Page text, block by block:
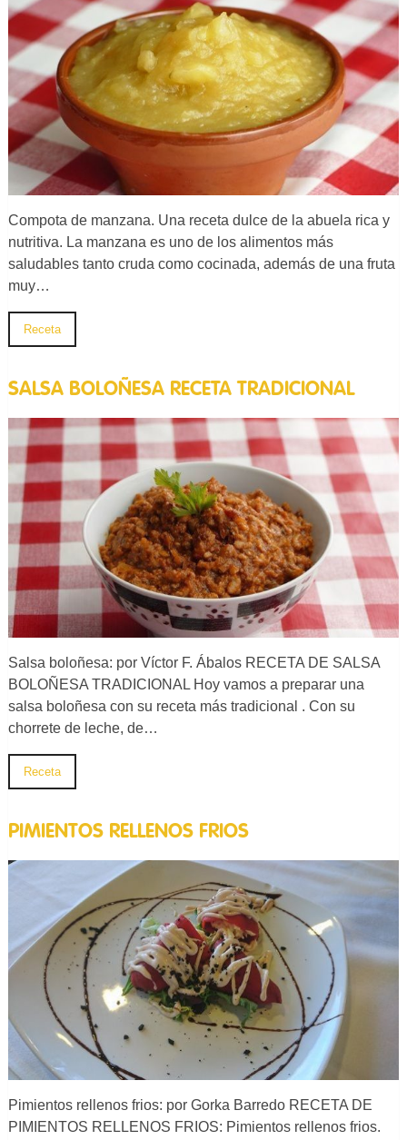
Compota de manzana. Una receta dulce de la abuela rica y
nutritiva. La manzana es uno de los alimentos más
saludables tanto cruda como cocinada, además de una fruta
muy…
Receta
SALSA BOLOÑESA RECETA TRADICIONAL
Salsa boloñesa: por Víctor F. Ábalos RECETA DE SALSA
BOLOÑESA TRADICIONAL Hoy vamos a preparar una
salsa boloñesa con su receta más tradicional . Con su
chorrete de leche, de…
Receta
PIMIENTOS RELLENOS FRIOS
Pimientos rellenos frios: por Gorka Barredo RECETA DE
PIMIENTOS RELLENOS FRIOS: Pimientos rellenos frios.